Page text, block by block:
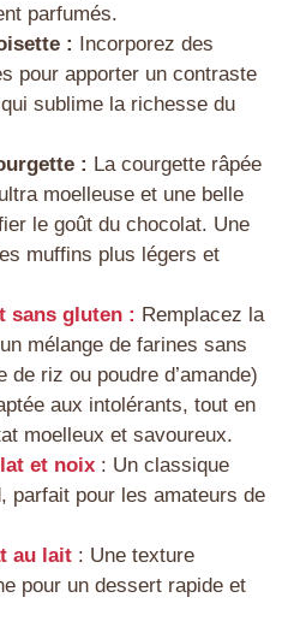
parfumés.
: Incorporez des
pour apporter un contraste
sublime la richesse du
: La courgette râpée
moelleuse et une belle
le goût du chocolat. Une
muffins plus légers et
sans gluten : Remplacez la
mélange de farines sans
de riz ou poudre d’amande)
aux intolérants, tout en
moelleux et savoureux.
et noix: Un classique
parfait pour les amateurs de
au lait: Une texture
pour un dessert rapide et